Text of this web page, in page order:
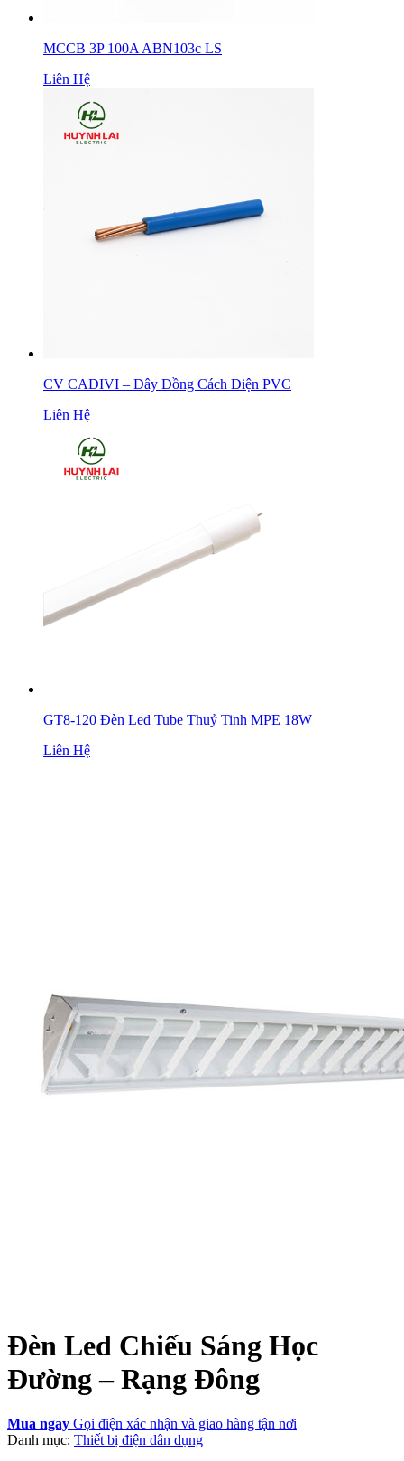
MCCB 3P 100A ABN103c LS
Liên Hệ
CV CADIVI – Dây Đồng Cách Điện PVC
Liên Hệ
GT8-120 Đèn Led Tube Thuỷ Tinh MPE 18W
Liên Hệ
Đèn Led Chiếu Sáng Học
Đường – Rạng Đông
Mua ngay Gọi điện xác nhận và giao hàng tận nơi
Danh mục: Thiết bị điện dân dụng